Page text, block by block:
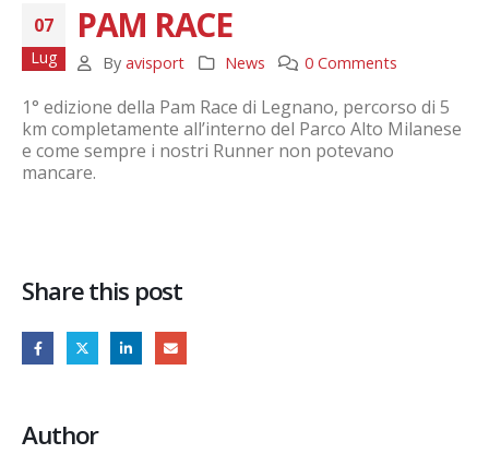
07
Lug
PAM RACE
By avisport News 0 Comments
1° edizione della Pam Race di Legnano, percorso di 5
km completamente all’interno del Parco Alto Milanese
e come sempre i nostri Runner non potevano
mancare.
Share this post
Author